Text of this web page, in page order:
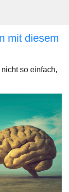
mit diesem
so einfach,